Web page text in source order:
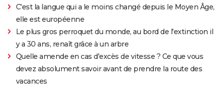
C'est la langue qui a le moins changé depuis le Moyen Âge,
elle est européenne
Le plus gros perroquet du monde, au bord de l'extinction il
y a 30 ans, renaît grâce à un arbre
Quelle amende en cas d'excès de vitesse ? Ce que vous
devez absolument savoir avant de prendre la route des
vacances